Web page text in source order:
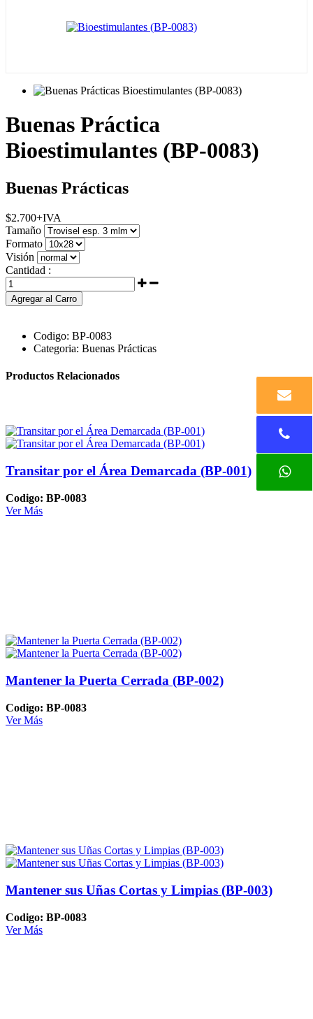
Buenas Práctica
Bioestimulantes (BP-0083)
Buenas Prácticas
$2.700+IVA
Tamaño
Formato
Visión
Cantidad :
Agregar al Carro
Codigo: BP-0083
Categoria: Buenas Prácticas
Productos Relacionados
Transitar por el Área Demarcada (BP-001)
Codigo: BP-0083
Ver Más
Mantener la Puerta Cerrada (BP-002)
Codigo: BP-0083
Ver Más
Mantener sus Uñas Cortas y Limpias (BP-003)
Codigo: BP-0083
Ver Más